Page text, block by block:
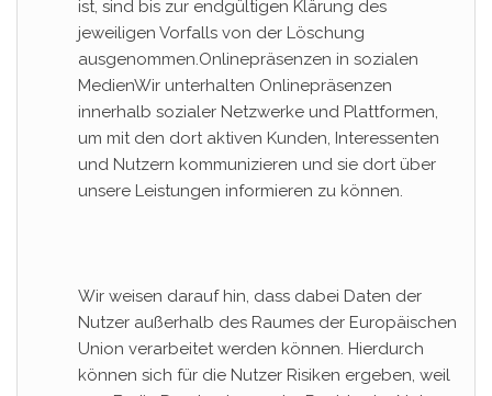
ist, sind bis zur endgültigen Klärung des
jeweiligen Vorfalls von der Löschung
ausgenommen.Onlinepräsenzen in sozialen
MedienWir unterhalten Onlinepräsenzen
innerhalb sozialer Netzwerke und Plattformen,
um mit den dort aktiven Kunden, Interessenten
und Nutzern kommunizieren und sie dort über
unsere Leistungen informieren zu können.
Wir weisen darauf hin, dass dabei Daten der
Nutzer außerhalb des Raumes der Europäischen
Union verarbeitet werden können. Hierdurch
können sich für die Nutzer Risiken ergeben, weil